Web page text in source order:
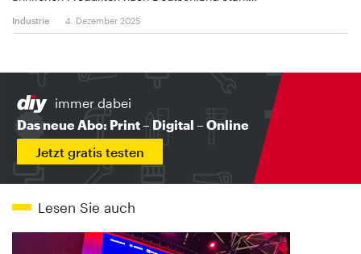
Industrie 4. Dezember 2025
immer dabei
Das neue Abo: Print – Digital – Online
Jetzt gratis testen
Lesen Sie auch